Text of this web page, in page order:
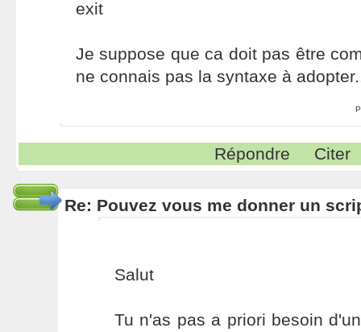
exit
Je suppose que ca doit pas être
ne connais pas la syntaxe à
Répondre Citer
Re: Pouvez vous me donner un
Salut
Tu n'as pas a priori besoin